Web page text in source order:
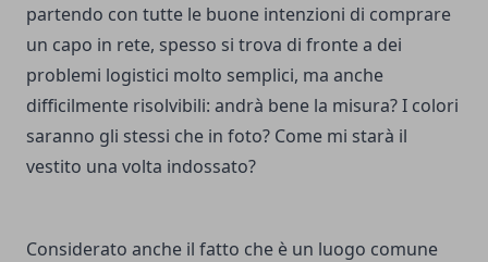
partendo con tutte le buone intenzioni di comprare
un capo in rete, spesso si trova di fronte a dei
problemi logistici molto semplici, ma anche
difficilmente risolvibili: andrà bene la misura? I colori
saranno gli stessi che in foto? Come mi starà il
vestito una volta indossato?
Considerato anche il fatto che è un luogo comune